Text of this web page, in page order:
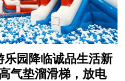
乐园降临诚品生活新
气垫溜滑梯，放电